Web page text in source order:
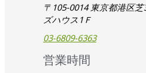
〒105-0014 東京都港区
ズハウス1Ｆ
03-6809-6363
営業時間